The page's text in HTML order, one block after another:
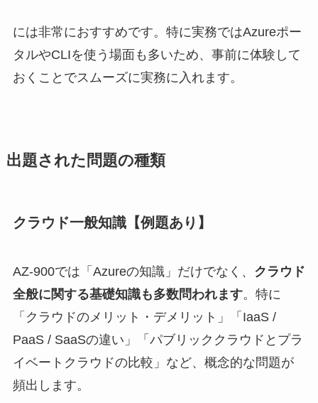
には非常におすすめです。特に実務ではAzureポー
タルやCLIを使う場面も多いため、事前に体験して
おくことでスムーズに実務に入れます。
出題された問題の種類
クラウド一般知識【例題あり】
AZ-900では「Azureの知識」だけでなく、 クラウド
全般に関する基礎知識も多数問われます。特に
「クラウドのメリット・デメリット」「IaaS /
PaaS / SaaSの違い」「パブリッククラウドとプラ
イベートクラウドの比較」など、概念的な問題が
頻出します。